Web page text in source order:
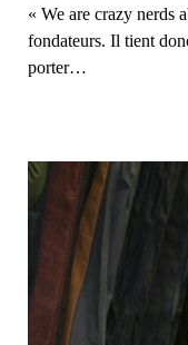
« We are crazy nerds
fondateurs. Il tient
porter…